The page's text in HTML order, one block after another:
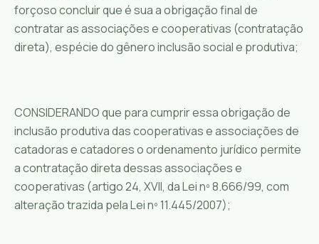
forçoso concluir que é sua a obrigação final de
contratar as associações e cooperativas (contratação
direta), espécie do gênero inclusão social e produtiva;
CONSIDERANDO que para cumprir essa obrigação de
inclusão produtiva das cooperativas e associações de
catadoras e catadores o ordenamento jurídico permite
a contratação direta dessas associações e
cooperativas (artigo 24, XVII, da Lei nº 8.666/99, com
alteração trazida pela Lei nº 11.445/2007);